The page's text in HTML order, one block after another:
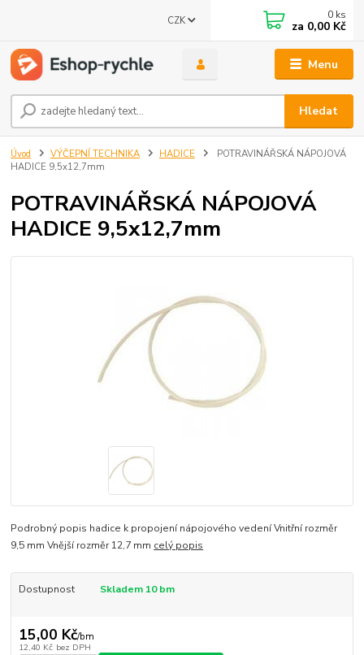
Menu
CZK
Hledat
0 ks
za 0,00 Kč
Úvod VÝČEPNÍ TECHNIKA HADICE
POTRAVINÁŘSKÁ NÁPOJOVÁ
HADICE 9,5x12,7mm
POTRAVINÁŘSKÁ NÁPOJOVÁ
HADICE 9,5x12,7mm
Podrobný popis hadice k propojení nápojového vedení Vnitřní rozměr
9,5 mm Vnější rozměr 12,7 mm celý popis
Dostupnost Skladem 10 bm
15,00 Kč/bm
12,40 Kč bez DPH